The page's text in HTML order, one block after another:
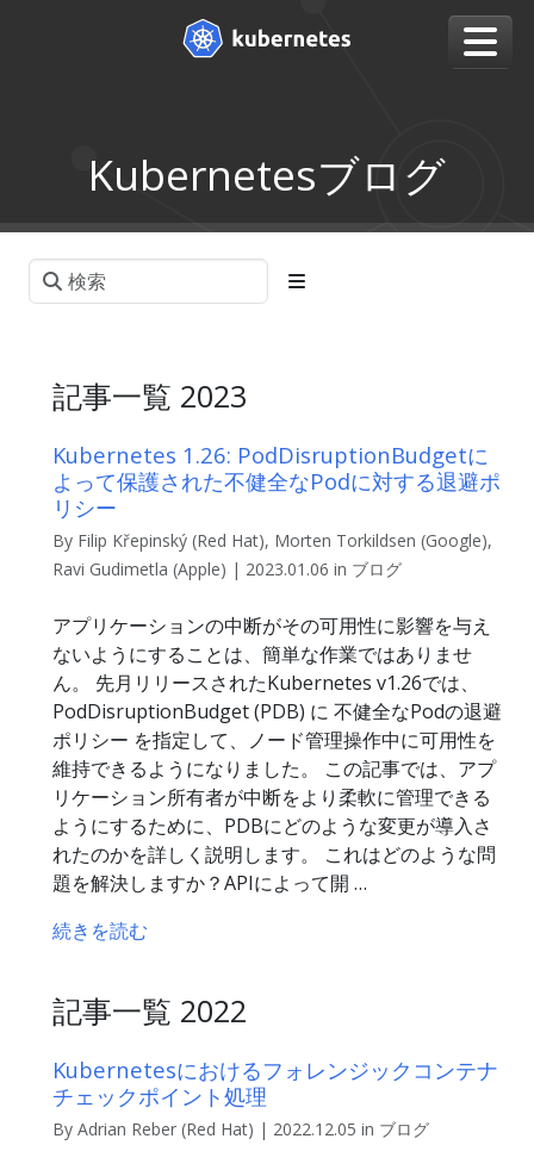
Kubernetesブログ
記事一覧 2023
Kubernetes 1.26: PodDisruptionBudgetに
よって保護された不健全なPodに対する退避ポ
リシー
By Filip Křepinský (Red Hat), Morten Torkildsen (Google),
Ravi Gudimetla (Apple) | 2023.01.06 in ブログ
アプリケーションの中断がその可用性に影響を与え
ないようにすることは、簡単な作業ではありませ
ん。 先月リリースされたKubernetes v1.26では、
PodDisruptionBudget (PDB) に 不健全なPodの退避
ポリシー を指定して、ノード管理操作中に可用性を
維持できるようになりました。 この記事では、アプ
リケーション所有者が中断をより柔軟に管理できる
ようにするために、PDBにどのような変更が導入さ
れたのかを詳しく説明します。 これはどのような問
題を解決しますか？APIによって開 …
続きを読む
記事一覧 2022
Kubernetesにおけるフォレンジックコンテナ
チェックポイント処理
By Adrian Reber (Red Hat) | 2022.12.05 in ブログ